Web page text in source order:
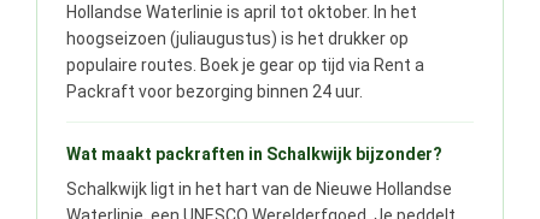
Hollandse Waterlinie is april tot oktober. In het
hoogseizoen (juliaugustus) is het drukker op
populaire routes. Boek je gear op tijd via Rent a
Packraft voor bezorging binnen 24 uur.
Wat maakt packraften in Schalkwijk bijzonder?
Schalkwijk ligt in het hart van de Nieuwe Hollandse
Waterlinie, een UNESCO Werelderfgoed. Je peddelt